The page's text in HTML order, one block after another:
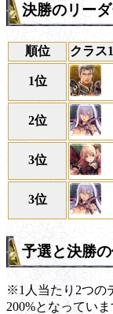
決勝のリー
順位 クラス1
1位
2位
3位
3位
予選と決勝
※1人当たり2つの
200%となっていま